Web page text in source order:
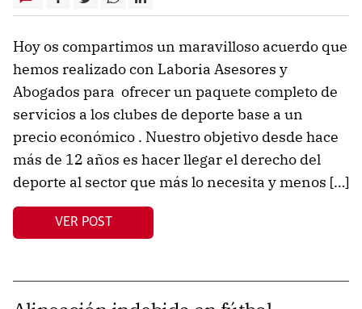
Hoy os compartimos un maravilloso acuerdo que
hemos realizado con Laboria Asesores y
Abogados para ofrecer un paquete completo de
servicios a los clubes de deporte base a un
precio económico . Nuestro objetivo desde hace
más de 12 años es hacer llegar el derecho del
deporte al sector que más lo necesita y menos […]
VER POST